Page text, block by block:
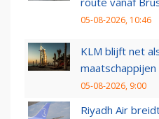
05-08-2026, 10:46
KLM blijft net
05-08-2026, 9:00
Riyadh Air